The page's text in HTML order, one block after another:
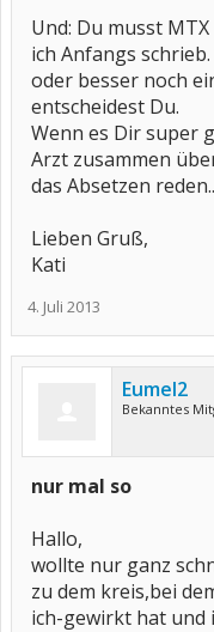
Und: Du musst
ich Anfangs
oder besser noch
entscheidest Du.
Wenn es Dir super
Arzt zusammen
das Absetzen
Lieben Gruß,
Kati
4. Juli 2013
Eumel2
Bekanntes
nur mal so
Hallo,
wollte nur ganz
zu dem kreis,bei
ich-gewirkt hat und